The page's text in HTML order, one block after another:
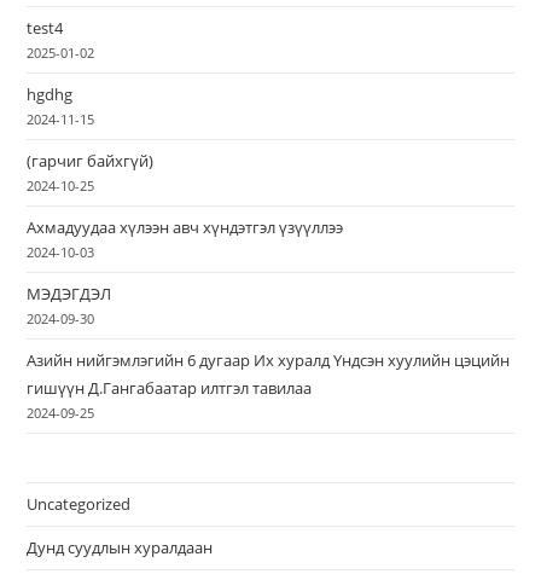
test4
2025-01-02
hgdhg
2024-11-15
(гарчиг байхгүй)
2024-10-25
Ахмадуудаа хүлээн авч хүндэтгэл үзүүллээ
2024-10-03
МЭДЭГДЭЛ
2024-09-30
Азийн нийгэмлэгийн 6 дугаар Их хуралд Үндсэн хуулийн цэцийн
гишүүн Д.Гангабаатар илтгэл тавилаа
2024-09-25
Uncategorized
Дунд суудлын хуралдаан